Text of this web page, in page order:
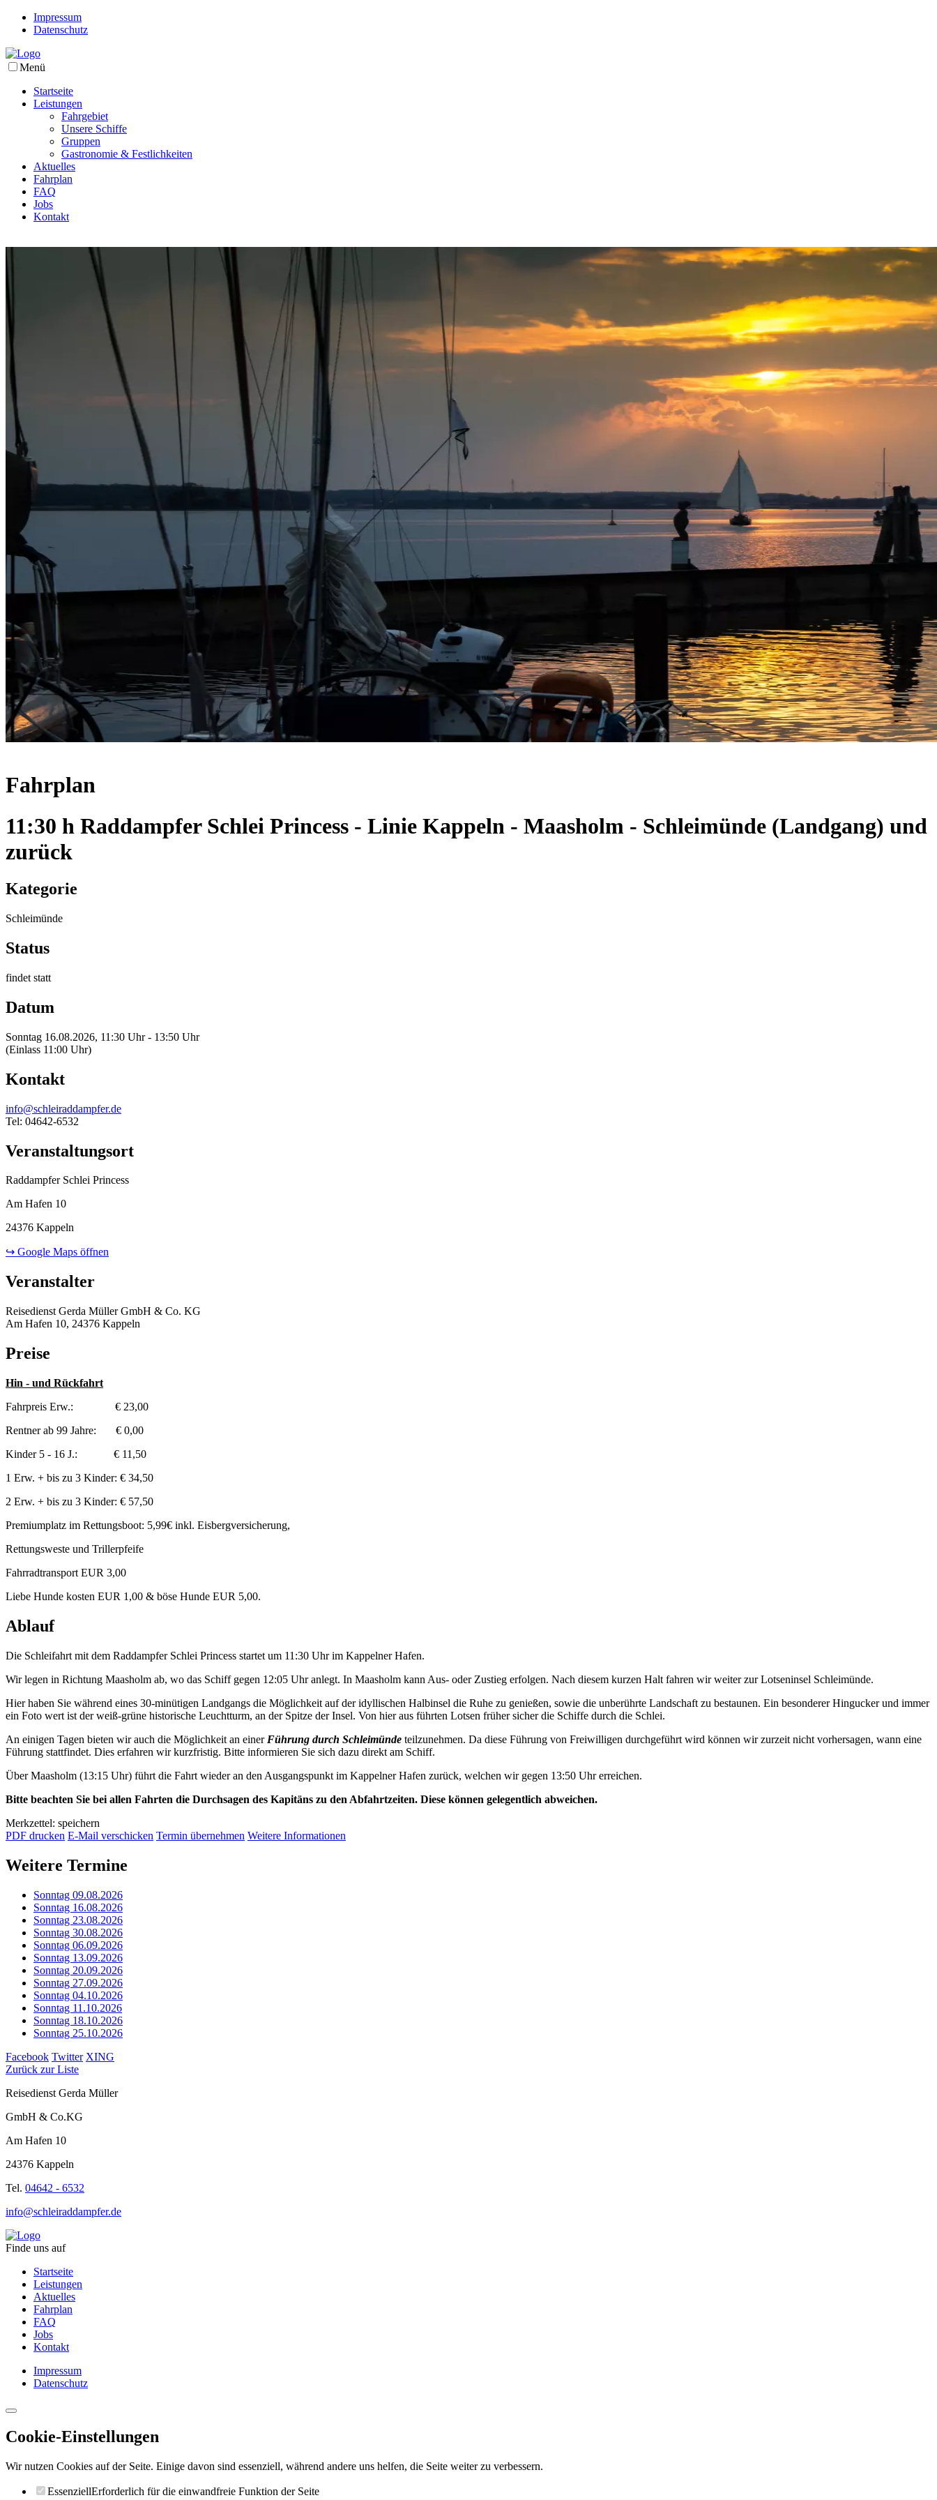
Impressum
Datenschutz
Menü
Startseite
Leistungen
Fahrgebiet
Unsere Schiffe
Gruppen
Gastronomie & Festlichkeiten
Aktuelles
Fahrplan
FAQ
Jobs
Kontakt
Fahrplan
11:30 h Raddampfer Schlei Princess - Linie Kappeln - Maasholm - Schleimünde (Landgang) und
zurück
Kategorie
Schleimünde
Status
findet statt
Datum
Sonntag 16.08.2026, 11:30 Uhr - 13:50 Uhr
(Einlass 11:00 Uhr)
Kontakt
info@schleiraddampfer.de
Tel: 04642-6532
Veranstaltungsort
Raddampfer Schlei Princess
Am Hafen 10
24376 Kappeln
↪ Google Maps öffnen
Veranstalter
Reisedienst Gerda Müller GmbH & Co. KG
Am Hafen 10, 24376 Kappeln
Preise
Hin - und Rückfahrt
Fahrpreis Erw.: € 23,00
Rentner ab 99 Jahre: € 0,00
Kinder 5 - 16 J.: € 11,50
1 Erw. + bis zu 3 Kinder: € 34,50
2 Erw. + bis zu 3 Kinder: € 57,50
Premiumplatz im Rettungsboot: 5,99€ inkl. Eisbergversicherung,
Rettungsweste und Trillerpfeife
Fahrradtransport EUR 3,00
Liebe Hunde kosten EUR 1,00 & böse Hunde EUR 5,00.
Ablauf
Die Schleifahrt mit dem Raddampfer Schlei Princess startet um 11:30 Uhr im Kappelner Hafen.
Wir legen in Richtung Maasholm ab, wo das Schiff gegen 12:05 Uhr anlegt. In Maasholm kann Aus- oder Zustieg erfolgen. Nach diesem kurzen Halt fahren wir weiter zur Lotseninsel Schleimünde.
Hier haben Sie während eines 30-minütigen Landgangs die Möglichkeit auf der idyllischen Halbinsel die Ruhe zu genießen, sowie die unberührte Landschaft zu bestaunen. Ein besonderer Hingucker und immer
ein Foto wert ist der weiß-grüne historische Leuchtturm, an der Spitze der Insel. Von hier aus führten Lotsen früher sicher die Schiffe durch die Schlei.
An einigen Tagen bieten wir auch die Möglichkeit an einer Führung durch Schleimünde teilzunehmen. Da diese Führung von Freiwilligen durchgeführt wird können wir zurzeit nicht vorhersagen, wann eine
Führung stattfindet. Dies erfahren wir kurzfristig. Bitte informieren Sie sich dazu direkt am Schiff.
Über Maasholm (13:15 Uhr) führt die Fahrt wieder an den Ausgangspunkt im Kappelner Hafen zurück, welchen wir gegen 13:50 Uhr erreichen.
Bitte beachten Sie bei allen Fahrten die Durchsagen des Kapitäns zu den Abfahrtzeiten. Diese können gelegentlich abweichen.
Merkzettel: speichern
PDF drucken E-Mail verschicken Termin übernehmen Weitere Informationen
Weitere Termine
Sonntag 09.08.2026
Sonntag 16.08.2026
Sonntag 23.08.2026
Sonntag 30.08.2026
Sonntag 06.09.2026
Sonntag 13.09.2026
Sonntag 20.09.2026
Sonntag 27.09.2026
Sonntag 04.10.2026
Sonntag 11.10.2026
Sonntag 18.10.2026
Sonntag 25.10.2026
Facebook Twitter XING
Zurück zur Liste
Reisedienst Gerda Müller
GmbH & Co.KG
Am Hafen 10
24376 Kappeln
Tel. 04642 - 6532
info@schleiraddampfer.de
Finde uns auf
Startseite
Leistungen
Aktuelles
Fahrplan
FAQ
Jobs
Kontakt
Impressum
Datenschutz
Cookie-Einstellungen
Wir nutzen Cookies auf der Seite. Einige davon sind essenziell, während andere uns helfen, die Seite weiter zu verbessern.
EssenziellErforderlich für die einwandfreie Funktion der Seite